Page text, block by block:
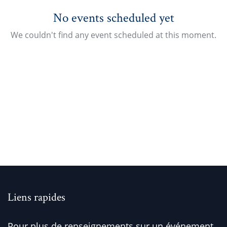
No events scheduled yet
We couldn't find any event scheduled at this moment.
Liens rapides